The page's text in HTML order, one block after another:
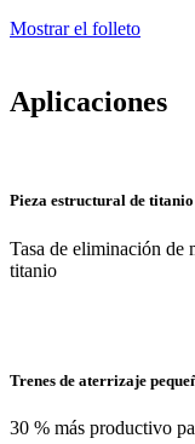
Mostrar el folleto
Aplicaciones
Pieza estructural de titanio
Tasa de eliminación de
titanio
Trenes de aterrizaje
30 % más productivo